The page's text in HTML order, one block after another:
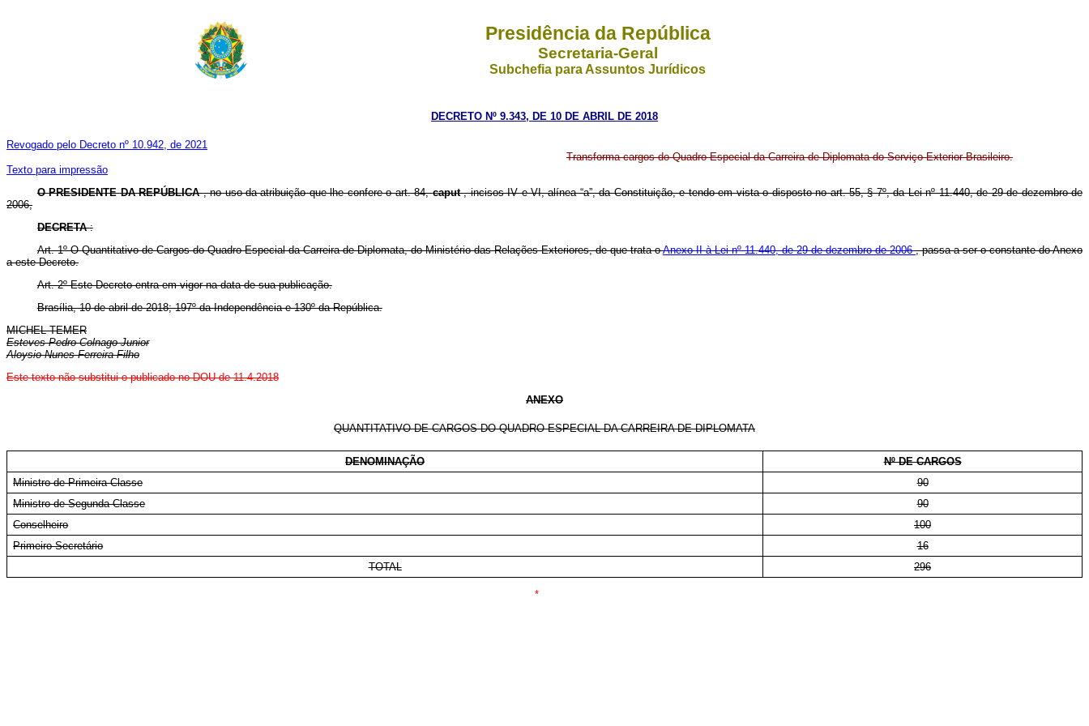
Presidência da República
Secretaria-Geral
Subchefia para Assuntos Jurídicos
DECRETO Nº 9.343, DE 10 DE ABRIL DE 2018
Revogado pelo Decreto nº 10.942, de 2021
Texto para impressão
Transforma cargos do Quadro Especial da Carreira de Diplomata do Serviço Exterior Brasileiro.
OPRESIDENTE DA REPÚBLICA, no uso da atribuição que lhe confere o art. 84,caput, incisos IV e VI, alínea “a”, da Constituição, e tendo em vista o disposto no art. 55, § 7º, da Lei nº 11.440, de 29 de dezembro de
2006,
DECRETA:
Art. 1º O Quantitativo de Cargos do Quadro Especial da Carreira de Diplomata, do Ministério das Relações Exteriores, de que trata oAnexo II à Lei nº 11.440, de 29 de dezembro de 2006, passa a ser o constante do Anexo
a este Decreto.
Art. 2º Este Decreto entra em vigor na data de sua publicação.
Brasília, 10 de abril de 2018; 197º da Independência e 130º da República.
MICHEL TEMER
Esteves Pedro Colnago Junior
Aloysio Nunes Ferreira Filho
Este texto não substitui o publicado no DOU de 11.4.2018
ANEXO
QUANTITATIVO DE CARGOS DO QUADRO ESPECIAL DA CARREIRA DE DIPLOMATA
DENOMINAÇÃO
Nº DE CARGOS
Ministro de Primeira Classe
90
Ministro de Segunda Classe
90
Conselheiro
100
Primeiro-Secretário
16
TOTAL
296
*